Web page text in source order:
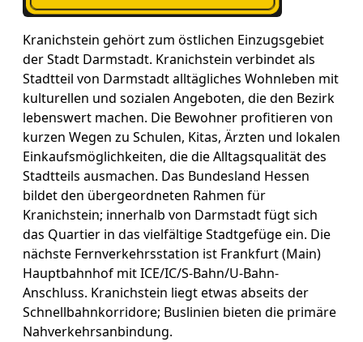
Kranichstein gehört zum östlichen Einzugsgebiet
der Stadt Darmstadt. Kranichstein verbindet als
Stadtteil von Darmstadt alltägliches Wohnleben mit
kulturellen und sozialen Angeboten, die den Bezirk
lebenswert machen. Die Bewohner profitieren von
kurzen Wegen zu Schulen, Kitas, Ärzten und lokalen
Einkaufsmöglichkeiten, die die Alltagsqualität des
Stadtteils ausmachen. Das Bundesland Hessen
bildet den übergeordneten Rahmen für
Kranichstein; innerhalb von Darmstadt fügt sich
das Quartier in das vielfältige Stadtgefüge ein. Die
nächste Fernverkehrsstation ist Frankfurt (Main)
Hauptbahnhof mit ICE/IC/S-Bahn/U-Bahn-
Anschluss. Kranichstein liegt etwas abseits der
Schnellbahnkorridore; Buslinien bieten die primäre
Nahverkehrsanbindung.